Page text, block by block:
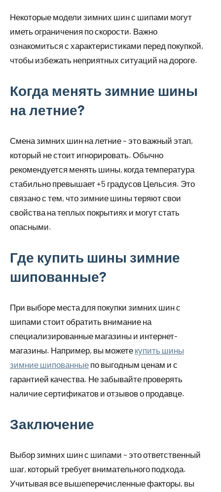
Некоторые модели зимних шин с шипами могут
иметь ограничения по скорости. Важно
ознакомиться с характеристиками перед покупкой,
чтобы избежать неприятных ситуаций на дороге.
Когда менять зимние шины
на летние?
Смена зимних шин на летние – это важный этап,
который не стоит игнорировать. Обычно
рекомендуется менять шины, когда температура
стабильно превышает +5 градусов Цельсия. Это
связано с тем, что зимние шины теряют свои
свойства на теплых покрытиях и могут стать
опасными.
Где купить шины зимние
шипованные?
При выборе места для покупки зимних шин с
шипами стоит обратить внимание на
специализированные магазины и интернет-
магазины. Например, вы можете купить шины
зимние шипованные по выгодным ценам и с
гарантией качества. Не забывайте проверять
наличие сертификатов и отзывов о продавце.
Заключение
Выбор зимних шин с шипами – это ответственный
шаг, который требует внимательного подхода.
Учитывая все вышеперечисленные факторы, вы